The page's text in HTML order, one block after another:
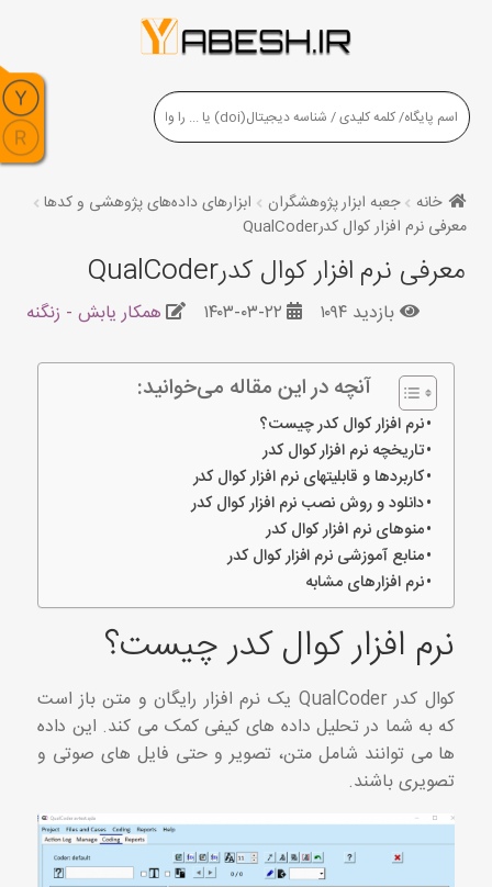
خانه جعبه ابزار پژوهشگران
ابزارهای داده‌های پژوهشی و کدها
معرفی نرم افزار کوال کدرQualCoder
معرفی نرم افزار کوال کدرQualCoder
همکار یابش - زنگنه ۱۴۰۳-۰۳-۲۲ بازدید ۱۰۹۴
آنچه در این مقاله می‌خوانید:
نرم افزار کوال کدر چیست؟
تاریخچه نرم افزار کوال کدر
کاربردها و قابلیتهای نرم افزار کوال کدر
دانلود و روش نصب نرم افزار کوال کدر
منوهای نرم افزار کوال کدر
منابع آموزشی نرم افزار کوال کدر
نرم افزارهای مشابه
نرم افزار کوال کدر چیست؟
کوال کدر QualCoder یک نرم افزار رایگان و متن باز است
که به شما در تحلیل داده های کیفی کمک می کند. این داده
ها می توانند شامل متن، تصویر و حتی فایل های صوتی و
تصویری باشند.